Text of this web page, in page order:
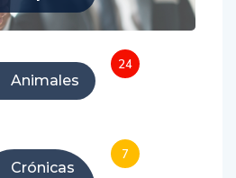
Animales
24
Crónicas
7